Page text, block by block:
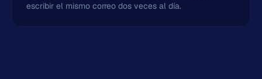
escribir el mismo correo dos veces al día.